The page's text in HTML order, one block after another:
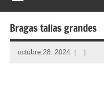
Bragas tallas grandes
octubre 28, 2024